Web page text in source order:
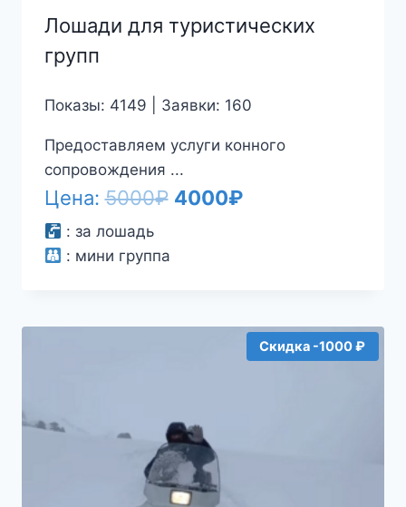
Лошади для туристических
групп
Показы: 4149 | Заявки: 160
Предоставляем услуги конного
сопровождения ...
Цена:5000₽ Первоначальная
4000₽Текущая
: за лошадь
: мини группа
Скидка -1000 ₽